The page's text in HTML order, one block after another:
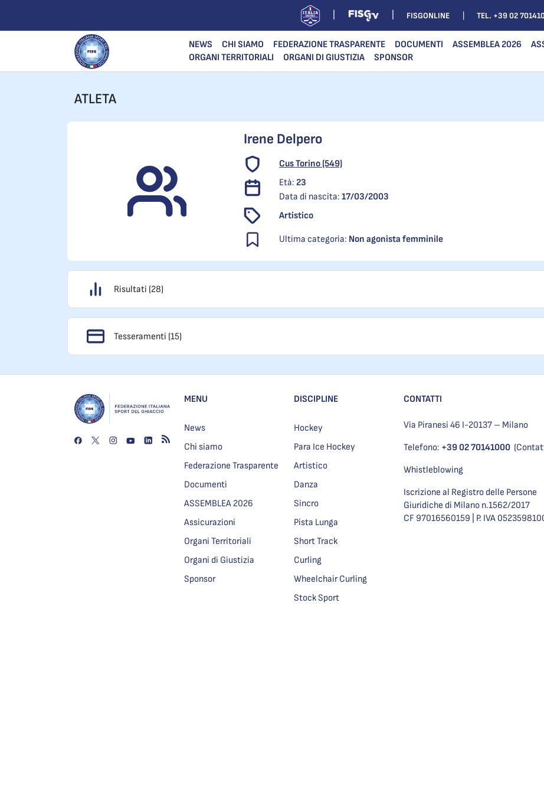
FISGONLINE TEL. +39 02
NEWS CHI SIAMO FEDERAZIONE TRASPARENTE DOCUMENTI ASSEMBLEA 2026
ORGANI TERRITORIALI
ORGANI DI GIUSTIZIA SPONSOR
ATLETA
Irene Delpero
Cus Torino (549)
Età:23
Data di nascita:17/03/2003
Artistico
Ultima categoria: Non agonista femminile
Risultati (28)
Tesseramenti (15)
MENU
News
Chi siamo
Federazione Trasparente
Documenti
ASSEMBLEA 2026
Assicurazioni
Organi Territoriali
Organi di Giustizia
Sponsor
DISCIPLINE
Hockey
Para Ice Hockey
Artistico
Danza
Sincro
Pista Lunga
Short Track
Curling
Wheelchair Curling
Stock Sport
CONTATTI
Via Piranesi 46 I-20137 – Milano
Telefono: +39 02 70141000
Whistleblowing
Iscrizione al Registro delle Persone
Giuridiche di Milano n.1562/2017
CF 97016560159 | P. IVA